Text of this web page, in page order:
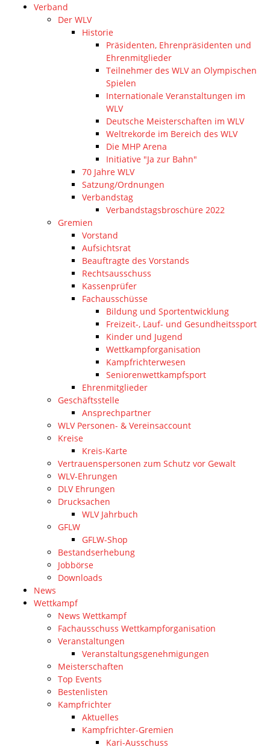
Verband
Der WLV
Historie
Präsidenten, Ehrenpräsidenten und
Ehrenmitglieder
Teilnehmer des WLV an Olympischen
Spielen
Internationale Veranstaltungen im
WLV
Deutsche Meisterschaften im WLV
Weltrekorde im Bereich des WLV
Die MHP Arena
Initiative "Ja zur Bahn"
70 Jahre WLV
Satzung/Ordnungen
Verbandstag
Verbandstagsbroschüre 2022
Gremien
Vorstand
Aufsichtsrat
Beauftragte des Vorstands
Rechtsausschuss
Kassenprüfer
Fachausschüsse
Bildung und Sportentwicklung
Freizeit-, Lauf- und Gesundheitssport
Kinder und Jugend
Wettkampforganisation
Kampfrichterwesen
Seniorenwettkampfsport
Ehrenmitglieder
Geschäftsstelle
Ansprechpartner
WLV Personen- & Vereinsaccount
Kreise
Kreis-Karte
Vertrauenspersonen zum Schutz vor Gewalt
WLV-Ehrungen
DLV Ehrungen
Drucksachen
WLV Jahrbuch
GFLW
GFLW-Shop
Bestandserhebung
Jobbörse
Downloads
News
Wettkampf
News Wettkampf
Fachausschuss Wettkampforganisation
Veranstaltungen
Veranstaltungsgenehmigungen
Meisterschaften
Top Events
Bestenlisten
Kampfrichter
Aktuelles
Kampfrichter-Gremien
Kari-Ausschuss